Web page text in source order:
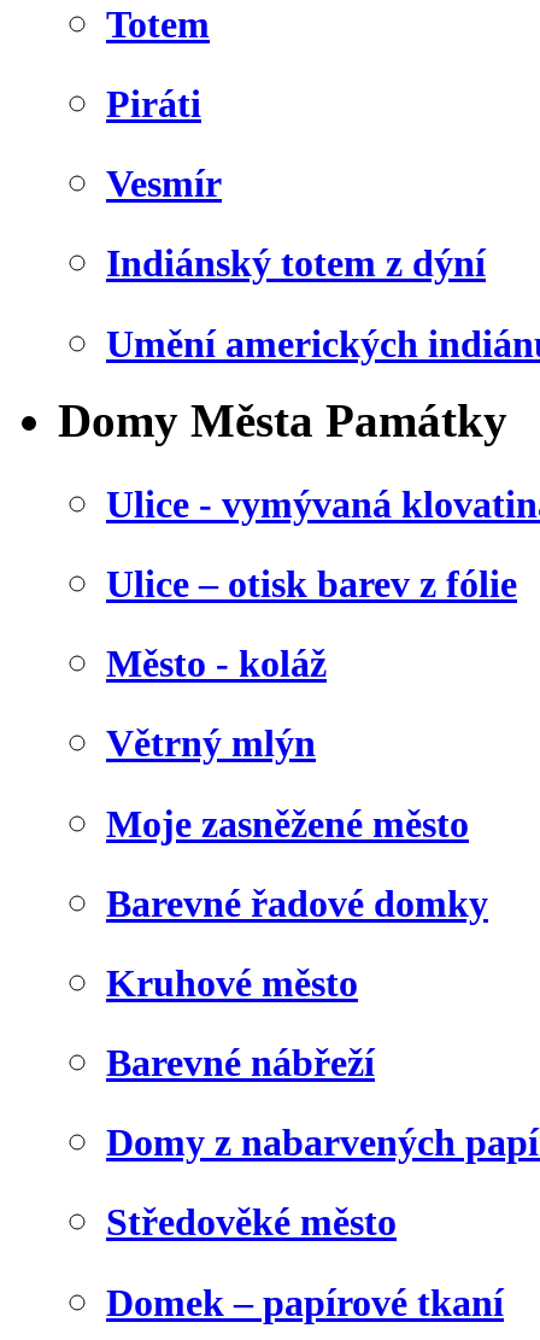
Totem
Piráti
Vesmír
Indiánský totem z dýní
Umění amerických
Domy Města Památky
Ulice - vymývaná
Ulice – otisk barev z fólie
Město - koláž
Větrný mlýn
Moje zasněžené město
Barevné řadové domky
Kruhové město
Barevné nábřeží
Domy z nabarvených
Středověké město
Domek – papírové tkaní